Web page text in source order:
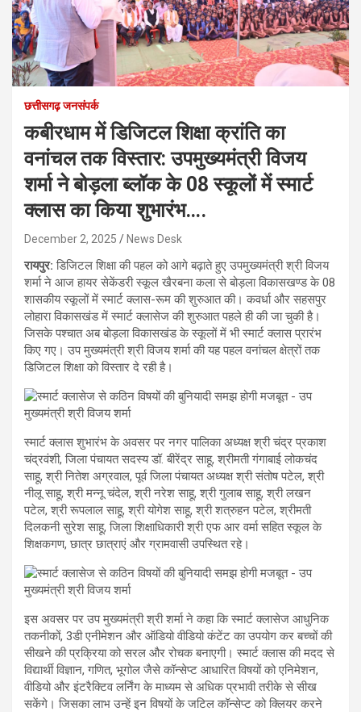
छत्तीसगढ़ जनसंपर्क
कबीरधाम में डिजिटल शिक्षा क्रांति का
वनांचल तक विस्तार: उपमुख्यमंत्री विजय
शर्मा ने बोड़ला ब्लॉक के 08 स्कूलों में स्मार्ट
क्लास का किया शुभारंभ….
December 2, 2025 News Desk
रायपुर:डिजिटल शिक्षा की पहल को आगे बढ़ाते हुए उपमुख्यमंत्री श्री विजय
शर्मा ने आज हायर सेकेंडरी स्कूल खैरबना कला से बोड़ला विकासखण्ड के 08
शासकीय स्कूलों में स्मार्ट क्लास-रूम की शुरुआत की। कवर्धा और सहसपुर
लोहारा विकासखंड में स्मार्ट क्लासेज की शुरुआत पहले ही की जा चुकी है।
जिसके पश्चात अब बोड़ला विकासखंड के स्कूलों में भी स्मार्ट क्लास प्रारंभ
किए गए। उप मुख्यमंत्री श्री विजय शर्मा की यह पहल वनांचल क्षेत्रों तक
डिजिटल शिक्षा को विस्तार दे रही है।
स्मार्ट क्लास शुभारंभ के अवसर पर नगर पालिका अध्यक्ष श्री चंद्र प्रकाश
चंद्रवंशी, जिला पंचायत सदस्य डॉ. बीरेंद्र साहू, श्रीमती गंगाबाई लोकचंद
साहू, श्री नितेश अग्रवाल, पूर्व जिला पंचायत अध्यक्ष श्री संतोष पटेल, श्री
नीलू साहू, श्री मन्नू चंदेल, श्री नरेश साहू, श्री गुलाब साहू, श्री लखन
पटेल, श्री रूपलाल साहू, श्री योगेश साहू, श्री शत्रुहन पटेल, श्रीमती
दिलकनी सुरेश साहू, जिला शिक्षाधिकारी श्री एफ आर वर्मा सहित स्कूल के
शिक्षकगण, छात्र छात्राएं और ग्रामवासी उपस्थित रहे।
इस अवसर पर उप मुख्यमंत्री श्री शर्मा ने कहा कि स्मार्ट क्लासेज आधुनिक
तकनीकों, 3डी एनीमेशन और ऑडियो वीडियो कंटेंट का उपयोग कर बच्चों की
सीखने की प्रक्रिया को सरल और रोचक बनाएगी। स्मार्ट क्लास की मदद से
विद्यार्थी विज्ञान, गणित, भूगोल जैसे कॉन्सेप्ट आधारित विषयों को एनिमेशन,
वीडियो और इंटरैक्टिव लर्निंग के माध्यम से अधिक प्रभावी तरीके से सीख
सकेंगे। जिसका लाभ उन्हें इन विषयों के जटिल कॉन्सेप्ट को क्लियर करने